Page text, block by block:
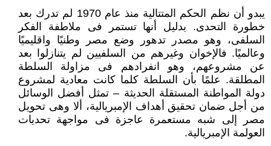
يبدو أن نظم الحكم المتتالية منذ عام 1970 لم تدرك بعد
خطورة التحدى. بدليل أنها تستمر فى ملاطفة الفكر
السلفى، وهو مصدر تدهور وضع مصر وطنيًا واقليميًا
وعالميًا. فالإخوان وغيرهم من السلفيين لم يتنازلوا بعد
عن مشروعهم، وهو انفرادهم فى مزاولة السلطة
المطلقة. علمًا بأن السلطة كلما كانت معادية لمشروع
دولة المواطنة المستقلة الحديثة – تمثل أفضل الوسائل
من أجل ضمان تحقيق أهداف الإمبريالية، ألا وهى تحويل
مصر إلى شبه مستعمرة عاجزة فى مواجهة تحديات
العولمة الإمبريالية.